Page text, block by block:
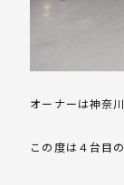
オーナーは神奈川
この度は４台目